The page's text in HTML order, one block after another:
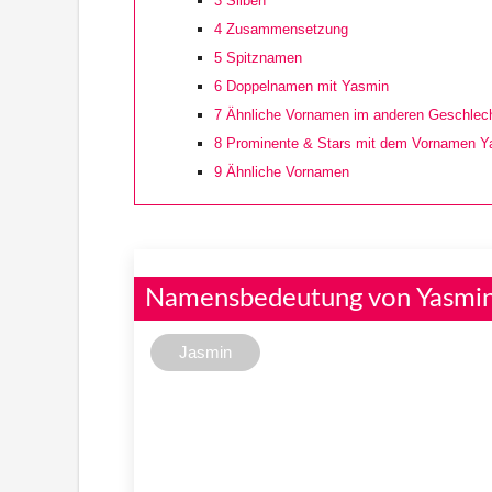
4 Zusammensetzung
5 Spitznamen
6 Doppelnamen mit Yasmin
7 Ähnliche Vornamen im anderen
8 Prominente & Stars mit dem Vornamen
9 Ähnliche Vornamen
Namensbedeutung von
Jasmin